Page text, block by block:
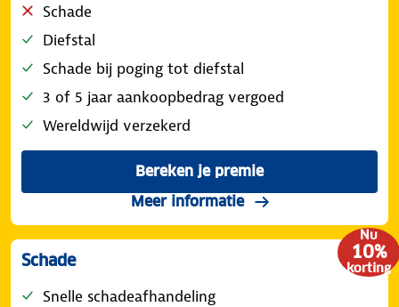
Schade
Diefstal
Schade bij poging tot diefstal
3 of 5 jaar aankoopbedrag vergoed
Wereldwijd verzekerd
Bereken je premie
voor de ANWB
Meer informatieover de dekking
Nu
10%
korting
Schade
Snelle schadeafhandeling